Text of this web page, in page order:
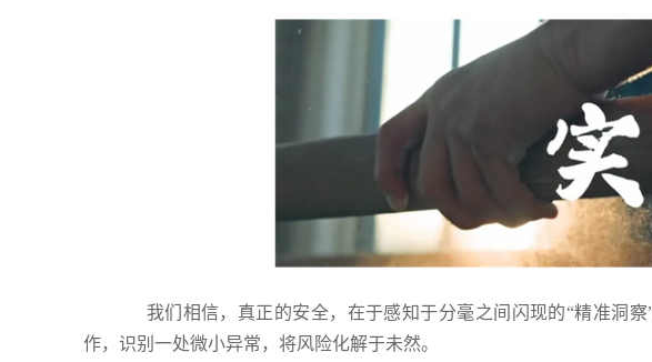
我们相信，真正的安全，在于感知于分毫之间闪现的“精准洞察
作，识别一处微小异常，将风险化解于未然。